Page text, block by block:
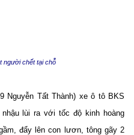
người chết tại chỗ
Tất Thành) xe ô tô BKS
lùi ra với tốc độ kinh hoàng
đẩy lên con lươn, tông gãy 2